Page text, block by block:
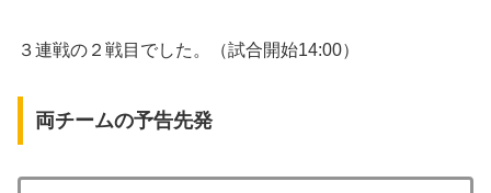
３連戦の２戦目でした。（試合開始14:00）
両チームの予告先発